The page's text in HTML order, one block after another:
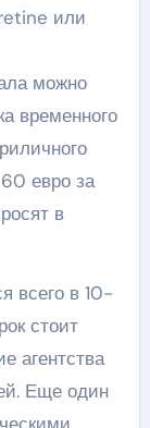
или
можно
временного
евро за
в
всего в 10-
стоит
агентства
Еще один